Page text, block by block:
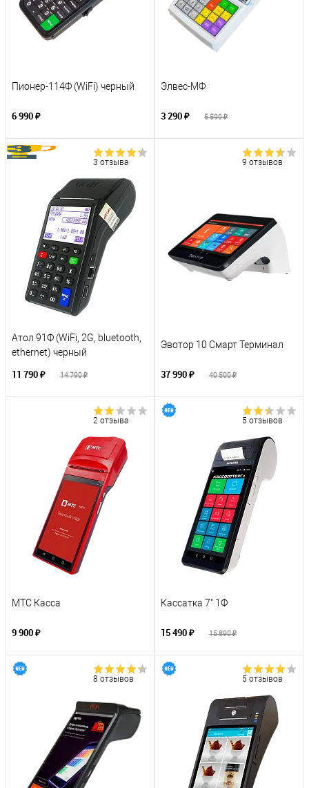
Пионер-114Ф (WiFi) черный
6 990 ₽
Элвес-МФ
3 290 ₽ 5 590 ₽
3 отзыва
Атол 91Ф (WiFi, 2G, bluetooth,
ethernet) черный
11 790 ₽ 14 790 ₽
9 отзывов
Эвотор 10 Смарт Терминал
37 990 ₽ 40 500 ₽
2 отзыва
МТС Касса
9 900 ₽
5 отзывов
Кассатка 7" 1Ф
15 490 ₽ 15 890 ₽
8 отзывов 5 отзывов